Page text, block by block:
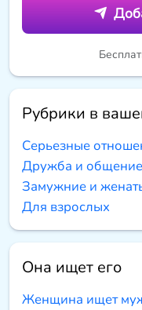
Рубрики в
Серьезные
Дружба и общение
Замужние и
Для взрослых
Она ищет его
Женщина ищет